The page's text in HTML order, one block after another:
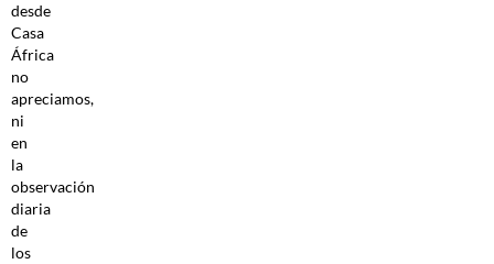
desde
Casa
África
no
apreciamos,
ni
en
la
observación
diaria
de
los